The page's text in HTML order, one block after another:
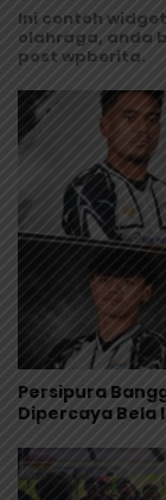
Ini contoh
olahraga, anda
post wpberita.
Persipura
Dipercaya Bela